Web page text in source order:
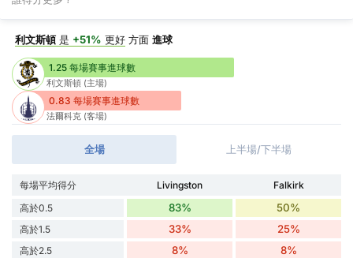
利文斯頓 是 +51% 更好 方面 進球
1.25 每場賽事進球數
利文斯頓 (主場)
0.83 每場賽事進球數
法爾科克 (客場)
全場 上半場/下半場
每場平均得分 Livingston
Falkirk
高於0.5
83% 50%
高於1.5 33% 25%
高於2.5 8% 8%